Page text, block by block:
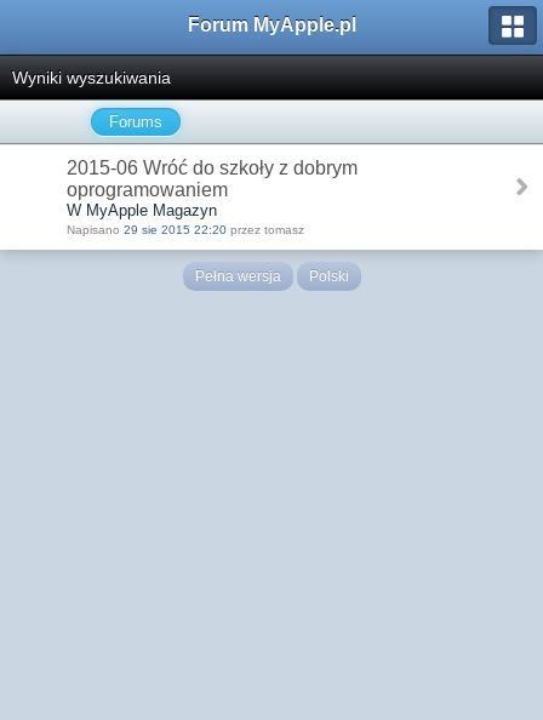
Forum MyApple.pl
Wyniki wyszukiwania
Forums
2015-06 Wróć do szkoły z dobrym
oprogramowaniem
W MyApple Magazyn
Napisano 29 sie 2015 22:20 przez tomasz
Pełna wersja Polski